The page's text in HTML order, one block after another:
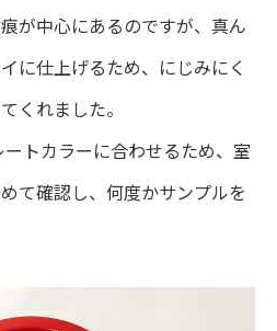
が中心にあるのですが、真ん
に仕上げるため、にじみにく
くれました。
ートカラーに合わせるため、室
て確認し、何度かサンプルを